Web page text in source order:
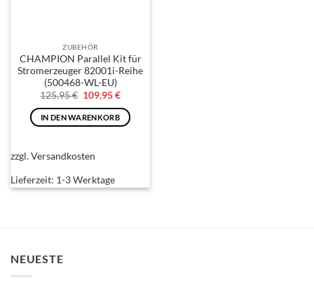
ZUBEHÖR
CHAMPION Parallel Kit für
Stromerzeuger 82001i-Reihe
(500468-WL-EU)
125,95€ Ursprünglicher
Preis
war:
125,95 €
109,95€Aktueller
ist:
109,95 €.
IN DEN WARENKORB
zzgl.Versandkosten
Lieferzeit: 1-3 Werktage
NEUESTE